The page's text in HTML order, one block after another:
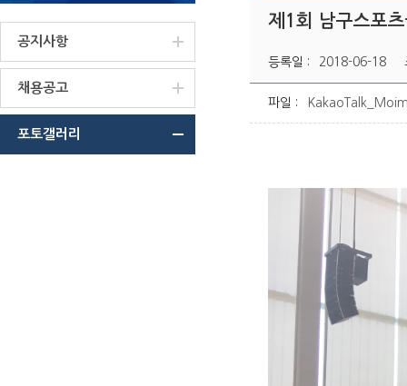
공지사항
채용공고
포토갤러리
제1회 남구스포
등록일 : 2018-06-18
파일 :